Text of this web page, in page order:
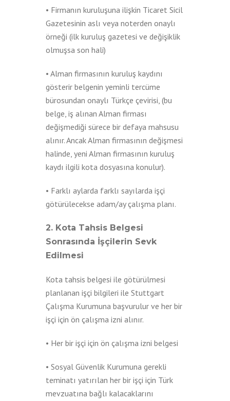
• Firmanın kuruluşuna ilişkin Ticaret Sicil
Gazetesinin aslı veya noterden onaylı
örneği (ilk kuruluş gazetesi ve değişiklik
olmuşsa son hali)
• Alman firmasının kuruluş kaydını
gösterir belgenin yeminli tercüme
bürosundan onaylı Türkçe çevirisi, (bu
belge, iş alınan Alman firması
değişmediği sürece bir defaya mahsusu
alınır. Ancak Alman firmasının değişmesi
halinde, yeni Alman firmasının kuruluş
kaydı ilgili kota dosyasına konulur).
• Farklı aylarda farklı sayılarda işçi
götürülecekse adam/ay çalışma planı.
2. Kota Tahsis Belgesi
Sonrasında İşçilerin Sevk
Edilmesi
Kota tahsis belgesi ile götürülmesi
planlanan işçi bilgileri ile Stuttgart
Çalışma Kurumuna başvurulur ve her bir
işçi için ön çalışma izni alınır.
• Her bir işçi için ön çalışma izni belgesi
• Sosyal Güvenlik Kurumuna gerekli
teminatı yatırılan her bir işçi için Türk
mevzuatına bağlı kalacaklarını